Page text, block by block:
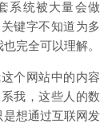
系统被大量会做
键字不知道为多
完全可以理解。
个网站中的内容
我，这些人的数
是想通过互联网发